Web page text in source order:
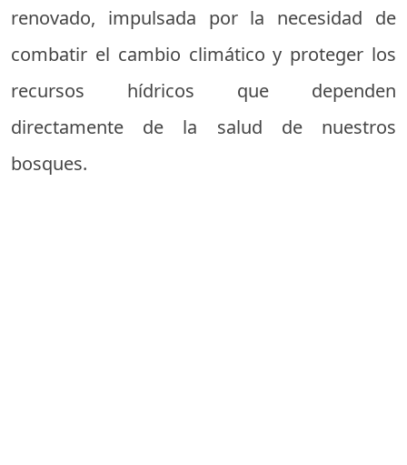
renovado, impulsada por la necesidad de
combatir el cambio climático y proteger los
recursos hídricos que dependen
directamente de la salud de nuestros
bosques.